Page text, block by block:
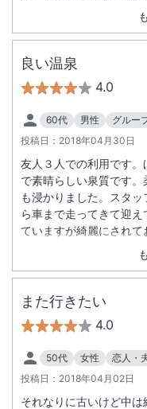
良い温泉
4.0
60代 男性
グルー
投稿日： 2018年04月30日
友人３人での利用です
で素晴らしい泉質です
も浸かりました。スタ
ら車まで走ってきて迎
ていますが綺麗にされ
た。有難うございました。
また行きたい
4.0
50代 女性
恋人・
投稿日： 2018年04月02日
それなりに古いけど中